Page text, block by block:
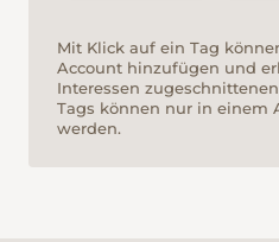
Mit Klick auf ein Tag
Account hinzufügen und
Interessen
Tags können nur in einem
werden.